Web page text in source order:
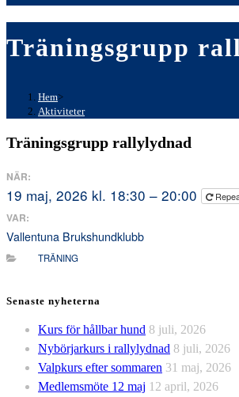
Träningsgrupp
Hem>
Aktiviteter
Träningsgrupp rallylydnad
NÄR:
19 maj, 2026 kl. 18:30 – 20:00
VAR:
Vallentuna Brukshundklubb
TRÄNING
Senaste nyheterna
Kurs för hållbar hund 8 juli, 2026
Nybörjarkurs i rallylydnad 8 juli, 2026
Valpkurs efter sommaren 31 maj, 2026
Medlemsmöte 12 maj 12 april, 2026